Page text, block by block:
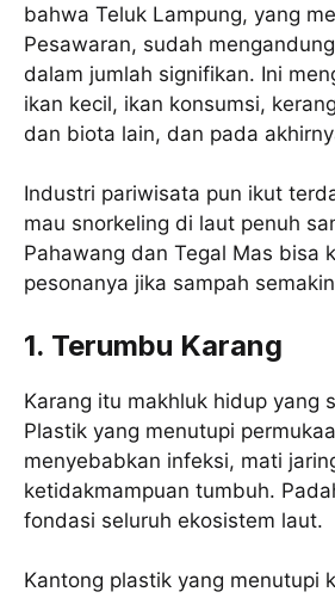
bahwa Teluk Lampung, yang
Pesawaran, sudah
dalam jumlah signifikan. Ini
ikan kecil, ikan konsumsi,
dan biota lain, dan pada
Industri pariwisata pun ikut
mau snorkeling di laut penuh
Pahawang dan Tegal Mas bisa
pesonanya jika sampah
1. Terumbu Karang
Karang itu makhluk hidup yang
Plastik yang menutupi
menyebabkan infeksi, mati
ketidakmampuan tumbuh.
fondasi seluruh ekosistem laut.
Kantong plastik yang menutupi